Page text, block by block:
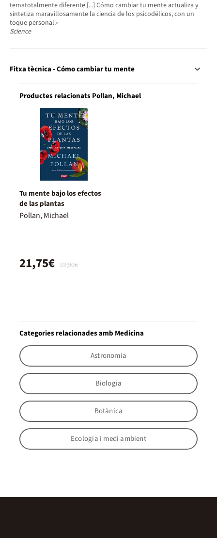
tematotalmente diferente [...] Cómo cambiar tu mente actualiza y
sintetiza maravillosamente la ciencia de los psicodélicos, con un
toque personal.»
Science
Fitxa tècnica - Cómo cambiar tu mente
Productes relacionats Pollan, Michael
Tu mente bajo los efectos
de las plantas
Pollan, Michael
22,90€
21,75€
Categories relacionades amb Medicina
Astronomia
Biologia
Botànica
Ecologia i medi ambient